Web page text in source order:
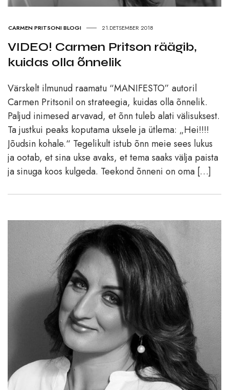
CARMEN PRITSONI BLOGI 21.DETSEMBER 2018
VIDEO! Carmen Pritson räägib,
kuidas olla õnnelik
Värskelt ilmunud raamatu “MANIFESTO” autoril
Carmen Pritsonil on strateegia, kuidas olla õnnelik.
Paljud inimesed arvavad, et õnn tuleb alati välisuksest.
Ta justkui peaks koputama uksele ja ütlema: „Hei!!!!
Jõudsin kohale.“ Tegelikult istub õnn meie sees lukus
ja ootab, et sina ukse avaks, et tema saaks välja paista
ja sinuga koos kulgeda. Teekond õnneni on oma […]